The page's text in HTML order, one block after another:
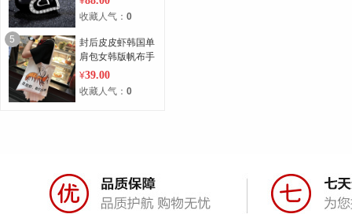
收藏人气： 0
5
封后皮皮虾韩国单
肩包女韩版帆布手
提袋
¥39.00
收藏人气： 0